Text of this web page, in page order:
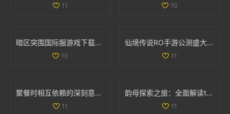
11 10
暗区突围国际服游戏下载指南：畅享极致战斗体验
10
仙境传说RO手游公测盛大开启 福利返利额度详细解析
11
聚餐时相互依赖的深刻意义与人际关系探讨
11
韵母探索之旅：全面解读t系列102章的音韵奥秘
11